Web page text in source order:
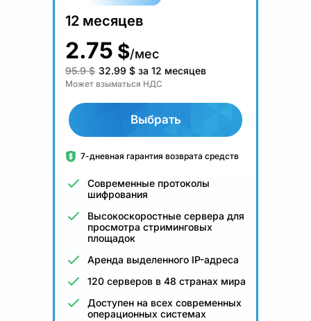
12 месяцев
2.75 $/мес
95.9 $ 32.99 $ за 12 месяцев
Может взыматься НДС
Выбрать
7-дневная гарантия возврата средств
Современные протоколы
шифрования
Высокоскоростные сервера для
просмотра стриминговых
площадок
Аренда выделенного IP-адреса
120 серверов в 48 странах мира
Доступен на всех современных
операционных системах